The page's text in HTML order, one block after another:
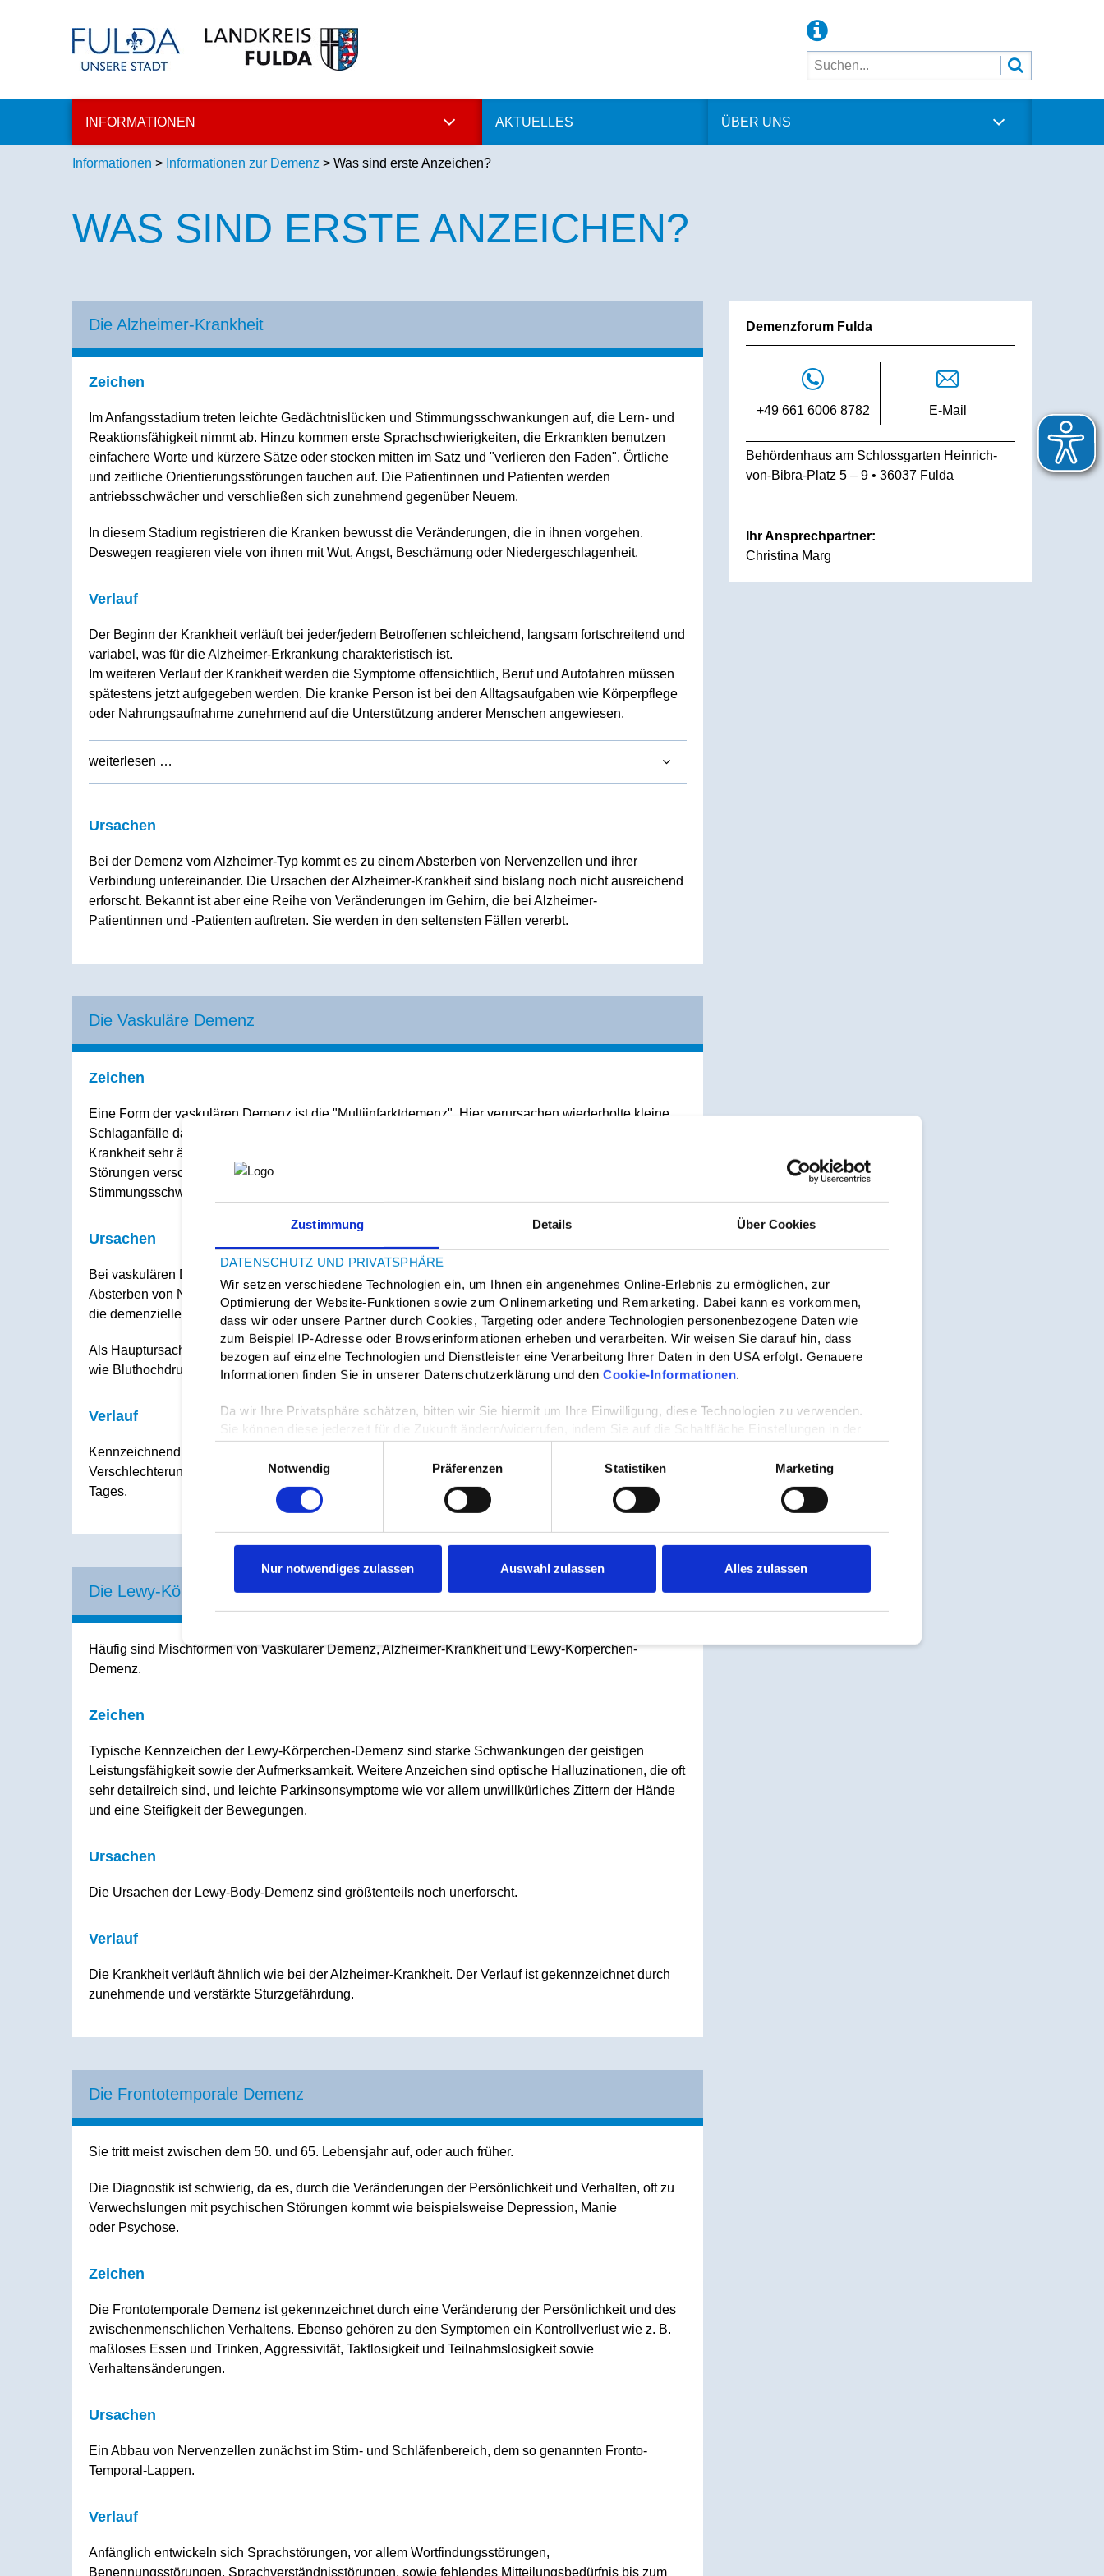
Zustimmung Details Über Cookies
DATENSCHUTZ UND PRIVATSPHÄRE
Wir setzen verschiedene Technologien ein, um Ihnen ein angenehmes Online-Erlebnis zu ermöglichen, zur
Optimierung der Website-Funktionen sowie zum Onlinemarketing und Remarketing. Dabei kann es vorkommen,
dass wir oder unsere Partner durch Cookies, Targeting oder andere Technologien personenbezogene Daten wie
zum Beispiel IP-Adresse oder Browserinformationen erheben und verarbeiten. Wir weisen Sie darauf hin, dass
bezogen auf einzelne Technologien und Dienstleister eine Verarbeitung Ihrer Daten in den USA erfolgt. Genauere
Informationen finden Sie in unserer Datenschutzerklärung und denCookie-Informationen.
Da wir Ihre Privatsphäre schätzen, bitten wir Sie hiermit um Ihre Einwilligung, diese Technologien zu verwenden.
Sie können diese jederzeit für die Zukunft ändern/widerrufen, indem Sie auf die Schaltfläche Einstellungen in der
Datenschutzerklärung
Notwendig
Präferenzen Statistiken Marketing
Nur notwendiges zulassen Auswahl zulassen Alles zulassen
INFORMATIONEN AKTUELLES ÜBER UNS
Informationen > Informationen zur Demenz > Was sind erste Anzeichen?
WAS SIND ERSTE ANZEICHEN?
Die Alzheimer-Krankheit
Zeichen
Im Anfangsstadium treten leichte Gedächtnislücken und Stimmungsschwankungen auf, die Lern- und
Reaktionsfähigkeit nimmt ab. Hinzu kommen erste Sprachschwierigkeiten, die Erkrankten benutzen
einfachere Worte und kürzere Sätze oder stocken mitten im Satz und "verlieren den Faden". Örtliche
und zeitliche Orientierungsstörungen tauchen auf. Die Patientinnen und Patienten werden
antriebsschwächer und verschließen sich zunehmend gegenüber Neuem.
In diesem Stadium registrieren die Kranken bewusst die Veränderungen, die in ihnen vorgehen.
Deswegen reagieren viele von ihnen mit Wut, Angst, Beschämung oder Niedergeschlagenheit.
Verlauf
Der Beginn der Krankheit verläuft bei jeder/jedem Betroffenen schleichend, langsam fortschreitend und
variabel, was für die Alzheimer-Erkrankung charakteristisch ist.
Im weiteren Verlauf der Krankheit werden die Symptome offensichtlich, Beruf und Autofahren müssen
spätestens jetzt aufgegeben werden. Die kranke Person ist bei den Alltagsaufgaben wie Körperpflege
oder Nahrungsaufnahme zunehmend auf die Unterstützung anderer Menschen angewiesen.
weiterlesen …
Ursachen
Bei der Demenz vom Alzheimer-Typ kommt es zu einem Absterben von Nervenzellen und ihrer
Verbindung untereinander. Die Ursachen der Alzheimer-Krankheit sind bislang noch nicht ausreichend
erforscht. Bekannt ist aber eine Reihe von Veränderungen im Gehirn, die bei Alzheimer-
Patientinnen und -Patienten auftreten. Sie werden in den seltensten Fällen vererbt.
Die Vaskuläre Demenz
Zeichen
Eine Form der vaskulären Demenz ist die "Multiinfarktdemenz". Hier verursachen wiederholte kleine
Schlaganfälle das Absterben von Hirnzellen. Die Krankheitssymptome sind denen der Alzheimer-
Krankheit sehr ähnlich, hinzu kommen aber körperliche Beschwerden wie Taubheitsgefühle,
Störungen verschiedener Reflexe und Lähmungserscheinungen sowie Denkschwierigkeiten,
Stimmungsschwankungen (-Labilität) und Verlangsamung.
Ursachen
Bei vaskulären Demenzen kommt es infolge von Durchblutungsstörungen des Gehirns zu einem
Absterben von Nervengewebe. Vom Ausmaß der Durchblutungsstörung hängt es ab, wie ausgeprägt
die demenzielle Folgeerkrankung ist.
Als Hauptursachen gelten Faktoren, die ganz allgemein das Risiko von Gefäßerkrankungen erhöhen,
wie Bluthochdruck, Herzerkrankungen, Diabetes mellitus (Zuckerkrankheit) und Rauchen.
Verlauf
Kennzeichnend für den Verlauf vaskulärer Demenzen sind ein plötzlicher Beginn, stufenförmige
Verschlechterungen und ausgeprägte Schwankungen der Leistungsfähigkeit auch innerhalb eines
Tages.
Die Lewy-Körperchen-Demenz oder Lewy-Body-Demenz
Häufig sind Mischformen von Vaskulärer Demenz, Alzheimer-Krankheit und Lewy-Körperchen-
Demenz.
Zeichen
Typische Kennzeichen der Lewy-Körperchen-Demenz sind starke Schwankungen der geistigen
Leistungsfähigkeit sowie der Aufmerksamkeit. Weitere Anzeichen sind optische Halluzinationen, die oft
sehr detailreich sind, und leichte Parkinsonsymptome wie vor allem unwillkürliches Zittern der Hände
und eine Steifigkeit der Bewegungen.
Ursachen
Die Ursachen der Lewy-Body-Demenz sind größtenteils noch unerforscht.
Verlauf
Die Krankheit verläuft ähnlich wie bei der Alzheimer-Krankheit. Der Verlauf ist gekennzeichnet durch
zunehmende und verstärkte Sturzgefährdung.
Die Frontotemporale Demenz
Sie tritt meist zwischen dem 50. und 65. Lebensjahr auf, oder auch früher.
Die Diagnostik ist schwierig, da es, durch die Veränderungen der Persönlichkeit und Verhalten, oft zu
Verwechslungen mit psychischen Störungen kommt wie beispielsweise Depression, Manie
oder Psychose.
Zeichen
Die Frontotemporale Demenz ist gekennzeichnet durch eine Veränderung der Persönlichkeit und des
zwischenmenschlichen Verhaltens. Ebenso gehören zu den Symptomen ein Kontrollverlust wie z. B.
maßloses Essen und Trinken, Aggressivität, Taktlosigkeit und Teilnahmslosigkeit sowie
Verhaltensänderungen.
Ursachen
Ein Abbau von Nervenzellen zunächst im Stirn- und Schläfenbereich, dem so genannten Fronto-
Temporal-Lappen.
Verlauf
Anfänglich entwickeln sich Sprachstörungen, vor allem Wortfindungsstörungen,
Benennungsstörungen, Sprachverständnisstörungen, sowie fehlendes Mitteilungsbedürfnis bis zum
Demenzforum Fulda
+49 661 6006 8782 E-Mail
Behördenhaus am Schlossgarten Heinrich-
von-Bibra-Platz 5 – 9 • 36037 Fulda
Ihr Ansprechpartner:
Christina Marg